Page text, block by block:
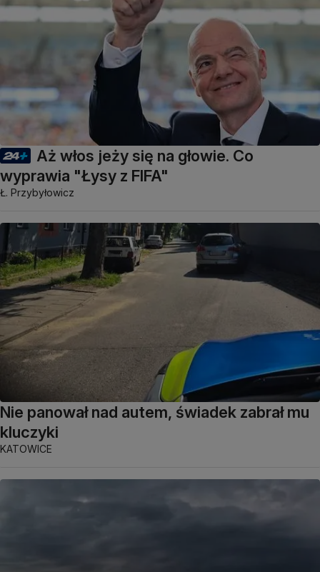
Aż włos jeży się na głowie. Co
wyprawia "Łysy z FIFA"
Ł. Przybyłowicz
Nie panował nad autem, świadek zabrał mu
kluczyki
KATOWICE